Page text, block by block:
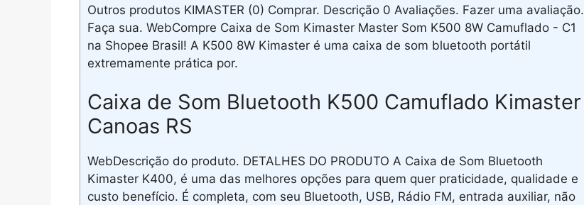
Outros produtos KIMASTER (0) Comprar. Descrição 0 Avaliações. Fazer uma avaliação.
Faça sua. WebCompre Caixa de Som Kimaster Master Som K500 8W Camuflado - C1
na Shopee Brasil! A K500 8W Kimaster é uma caixa de som bluetooth portátil
extremamente prática por.
Caixa de Som Bluetooth K500 Camuflado Kimaster
Canoas RS
WebDescrição do produto. DETALHES DO PRODUTO A Caixa de Som Bluetooth
Kimaster K400, é uma das melhores opções para quem quer praticidade, qualidade e
custo benefício. É completa, com seu Bluetooth, USB, Rádio FM, entrada auxiliar, não